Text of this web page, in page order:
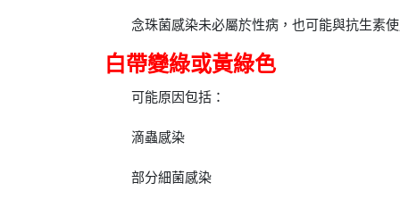
念珠菌感染未必屬於性病，也可能與抗生素
白帶變綠或黃綠色
可能原因包括：
滴蟲感染
部分細菌感染